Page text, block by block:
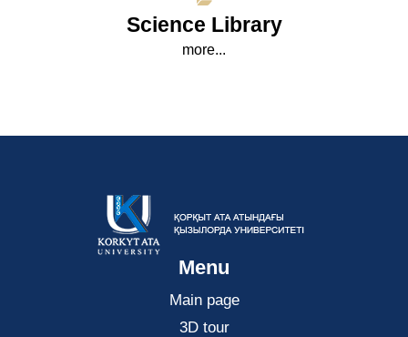
Science Library
more...
Menu
Main page
3D tour